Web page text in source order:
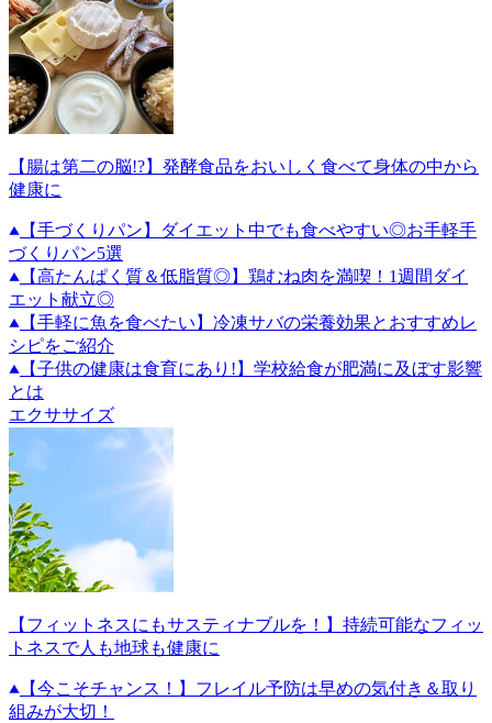
【腸は第二の脳!?】発酵食品をおいしく食べて身体の中から
健康に
【手づくりパン】ダイエット中でも食べやすい◎お手軽手
づくりパン5選
【高たんぱく質＆低脂質◎】鶏むね肉を満喫！1週間ダイ
エット献立◎
【手軽に魚を食べたい】冷凍サバの栄養効果とおすすめレ
シピをご紹介
【子供の健康は食育にあり!】学校給食が肥満に及ぼす影響
とは
エクササイズ
【フィットネスにもサスティナブルを！】持続可能なフィッ
トネスで人も地球も健康に
【今こそチャンス！】フレイル予防は早めの気付き＆取り
組みが大切！